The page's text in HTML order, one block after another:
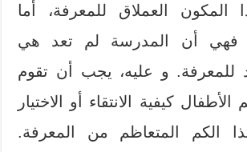
المكون العملاق للمعرفة، أما
فهي أن المدرسة لم تعد هي
للمعرفة. و عليه، يجب أن تقوم
الأطفال كيفية الانتقاء أو الاختيار
الكم المتعاظم من المعرفة.